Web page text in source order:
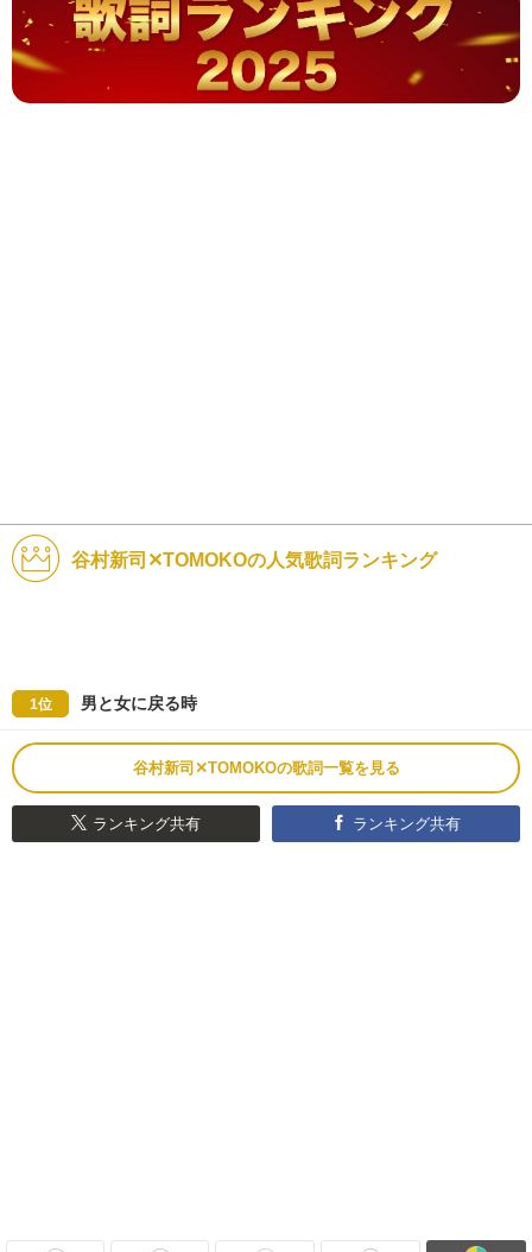
谷村新司✕TOMOKOの人気歌詞ランキング
1位 男と女に戻る時
谷村新司✕TOMOKOの歌詞一覧を見る
ランキング共有 ランキング共有